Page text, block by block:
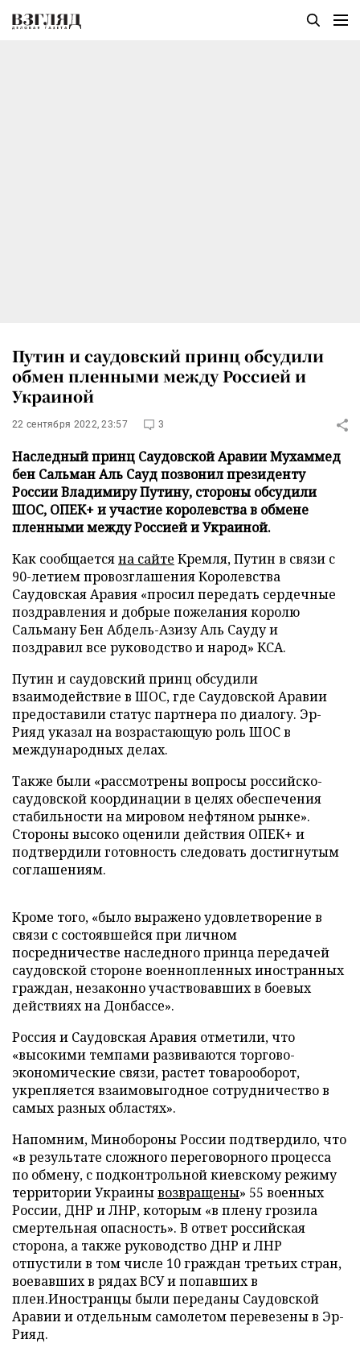
Путин и саудовский принц обсудили
обмен пленными между Россией и
Украиной
22 сентября 2022, 23:57 3
Наследный принц Саудовской Аравии Мухаммед
бен Сальман Аль Сауд позвонил президенту
России Владимиру Путину, стороны обсудили
ШОС, ОПЕК+ и участие королевства в обмене
пленными между Россией и Украиной.
Как сообщаетсяна сайте Кремля, Путин в связи с
90-летием провозглашения Королевства
Саудовская Аравия «просил передать сердечные
поздравления и добрые пожелания королю
Сальману Бен Абдель-Азизу Аль Сауду и
поздравил все руководство и народ» КСА.
Путин и саудовский принц обсудили
взаимодействие в ШОС, где Саудовской Аравии
предоставили статус партнера по диалогу. Эр-
Рияд указал на возрастающую роль ШОС в
международных делах.
Также были «рассмотрены вопросы российско-
саудовской координации в целях обеспечения
стабильности на мировом нефтяном рынке».
Стороны высоко оценили действия ОПЕК+ и
подтвердили готовность следовать достигнутым
соглашениям.
Кроме того, «было выражено удовлетворение в
связи с состоявшейся при личном
посредничестве наследного принца передачей
саудовской стороне военнопленных иностранных
граждан, незаконно участвовавших в боевых
действиях на Донбассе».
Россия и Саудовская Аравия отметили, что
«высокими темпами развиваются торгово-
экономические связи, растет товарооборот,
укрепляется взаимовыгодное сотрудничество в
самых разных областях».
Напомним, Минобороны России подтвердило, что
«в результате сложного переговорного процесса
по обмену, с подконтрольной киевскому режиму
территории Украинывозвращены» 55 военных
России, ДНР и ЛНР, которым «в плену грозила
смертельная опасность». В ответ российская
сторона, а также руководство ДНР и ЛНР
отпустили в том числе 10 граждан третьих стран,
воевавших в рядах ВСУ и попавших в
плен.Иностранцы были переданы Саудовской
Аравии и отдельным самолетом перевезены в Эр-
Рияд.